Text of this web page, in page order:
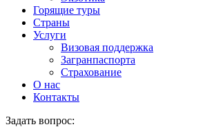
Горящие туры
Страны
Услуги
Визовая поддержка
Загранпаспорта
Страхование
О нас
Контакты
Задать вопрос: